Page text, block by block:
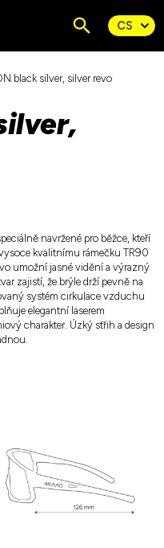
black silver, silver revo
navržené pro běžce, kteří
kvalitnímu rámečku TR90
umožní jasné vidění a výrazný
zajistí, že brýle drží pevně na
systém cirkulace vzduchu
elegantní laserem
charakter. Úzký střih a design